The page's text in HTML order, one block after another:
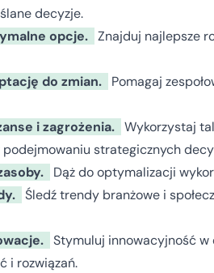
decyzje.
opcje. Znajduj najlepsze
do zmian.
Pomagaj
i zagrożenia. Wykorzystaj
podejmowaniu strategicznych
Dąż do optymalizacji
Śledź trendy branżowe i
Stymuluj innowacyjność
i rozwiązań.